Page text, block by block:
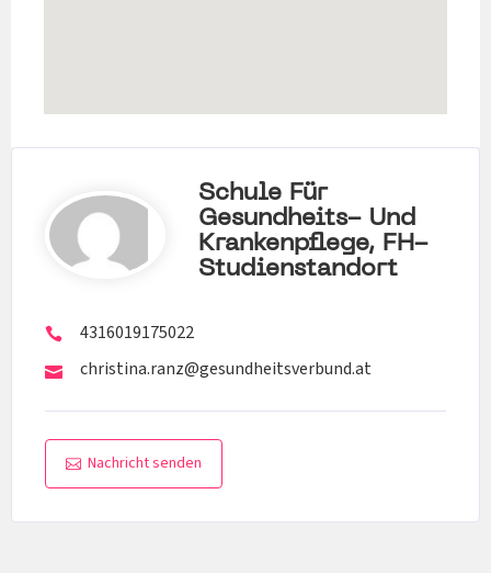
Schule Für
Gesundheits- Und
Krankenpflege, FH-
Studienstandort
4316019175022
christina.ranz@gesundheitsverbund.at
Nachricht senden